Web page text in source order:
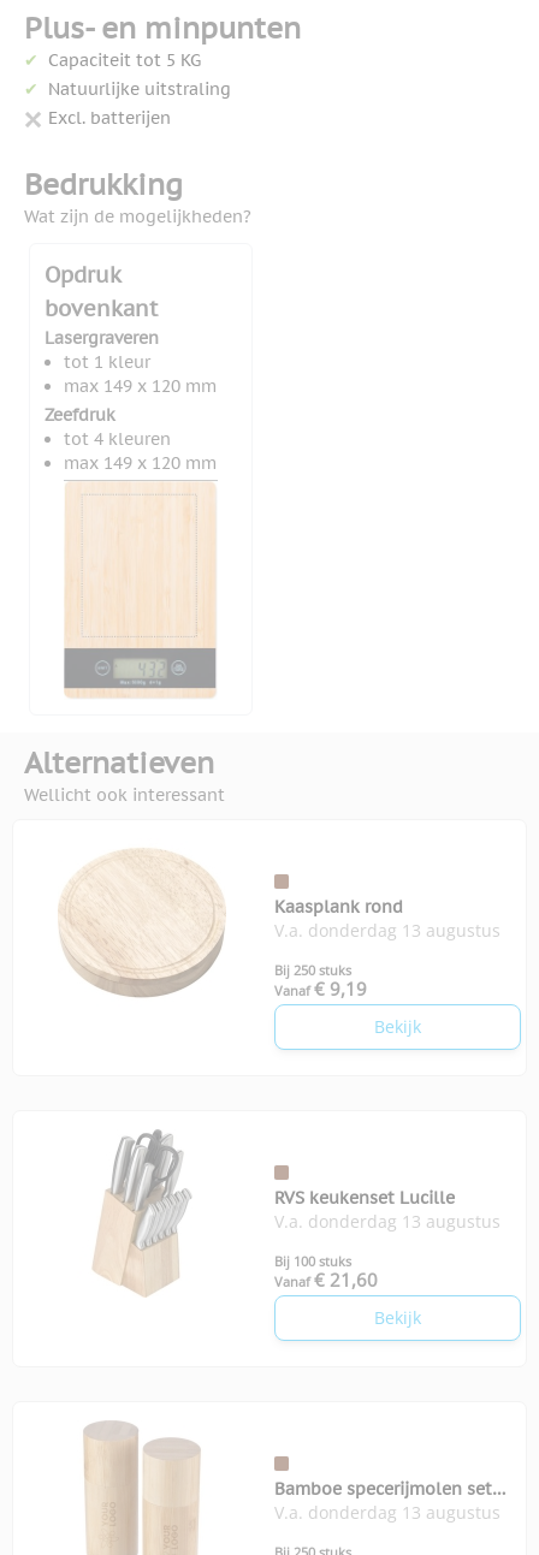
Plus- en minpunten
Capaciteit tot 5 KG
Natuurlijke uitstraling
Excl. batterijen
Bedrukking
Wat zijn de mogelijkheden?
Opdruk
bovenkant
Lasergraveren
tot 1 kleur
max 149 x 120 mm
Zeefdruk
tot 4 kleuren
max 149 x 120 mm
Alternatieven
Wellicht ook interessant
Kaasplank rond
V.a. donderdag 13 augustus
Bij 250 stuks
Vanaf € 9,19
Bekijk
RVS keukenset Lucille
V.a. donderdag 13 augustus
Bij 100 stuks
Vanaf € 21,60
Bekijk
Bamboe specerijmolen set
Christine
V.a. donderdag 13 augustus